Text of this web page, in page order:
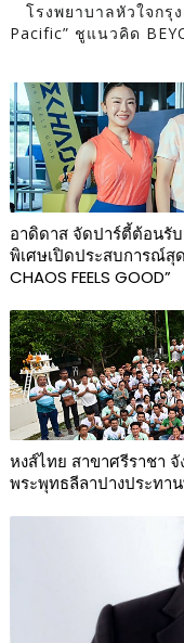
โรงพยาบาลหัวใจกรุ
Pacific” ชูแนวคิด
อาดิดาส จัดปาร์ตี้ต้อนรั
พิเศษเปิดประสบการณ์สุด
CHAOS FEELS GOOD”
หงส์ไทย สาขาศรีราชา
พระพุทธลีลาปางประทา